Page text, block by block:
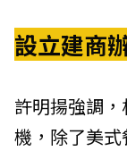
設立建商
許明揚強調
機，除了美